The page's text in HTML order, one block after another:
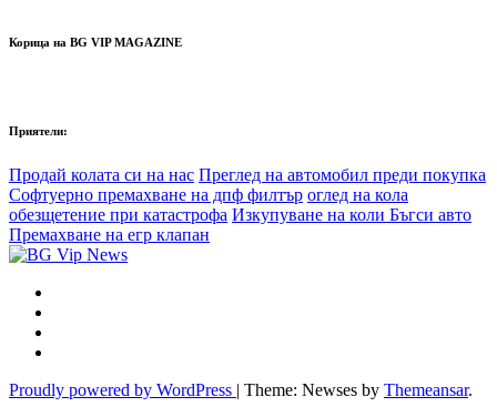
Корица на BG VIP MAGAZINE
Приятели:
Продай колата си на нас Преглед на автомобил преди покупка
Софтуерно премахване на дпф филтър оглед на кола
обезщетение при катастрофа Изкупуване на коли Бъгси авто
Премахване на егр клапан
Proudly powered by WordPress | Theme: Newses by Themeansar.